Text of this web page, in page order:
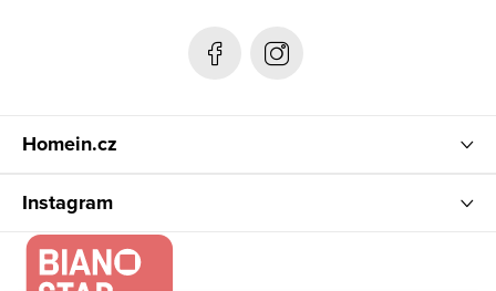
Homein.cz
Instagram